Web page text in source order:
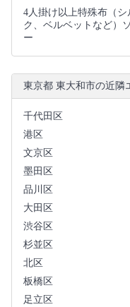
4人掛け以上特殊布（シ
ク、ベルベットなど）
ー
東京都 東大和市の近隣
千代田区
港区
文京区
墨田区
品川区
大田区
渋谷区
杉並区
北区
板橋区
足立区